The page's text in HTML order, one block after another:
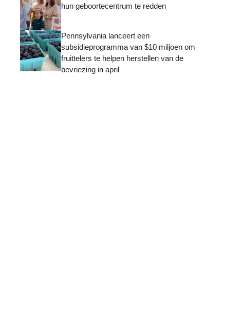
hun geboortecentrum te redden
Pennsylvania lanceert een
subsidieprogramma van $10 miljoen om
fruittelers te helpen herstellen van de
bevriezing in april